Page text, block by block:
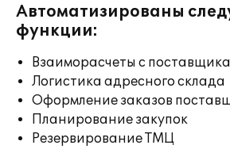
Автоматизированы
функции:
Взаиморасчеты с
Логистика адресного склада
Оформление заказов
Планирование закупок
Резервирование ТМЦ